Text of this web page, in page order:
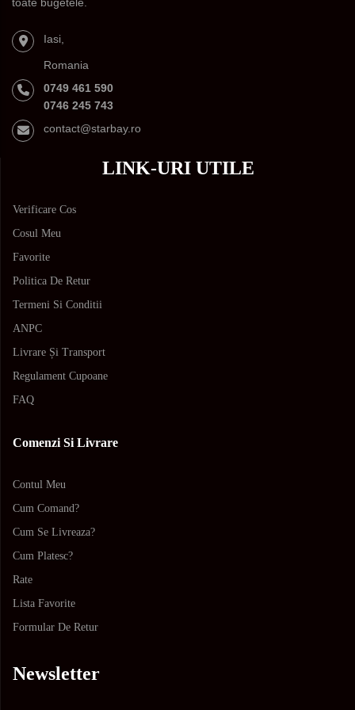
Iasi,
Romania
0749 461 590
0746 245 743
contact@starbay.ro
LINK-URI UTILE
Verificare Cos
Cosul Meu
Favorite
Politica De Retur
Termeni Si Conditii
ANPC
Livrare Și Transport
Regulament Cupoane
FAQ
Comenzi Si Livrare
Contul Meu
Cum Comand?
Cum Se Livreaza?
Cum Platesc?
Rate
Lista Favorite
Formular De Retur
Newsletter